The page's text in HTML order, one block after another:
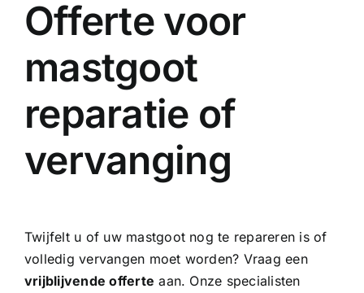
Offerte voor
mastgoot
reparatie of
vervanging
Twijfelt u of uw mastgoot nog te repareren is of
volledig vervangen moet worden? Vraag een
vrijblijvende offerte aan. Onze specialisten